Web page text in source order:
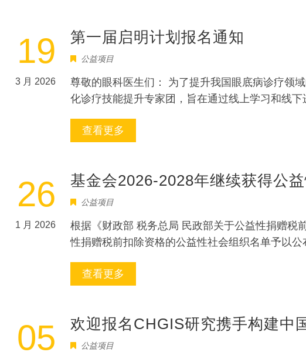
19
3 月 2026
第一届启明计划报名通知
公益项目
尊敬的眼科医生们： 为了提升我国眼底病诊疗领
化诊疗技能提升专家团，旨在通过线上学习和线
查看更多
26
1 月 2026
基金会2026-2028年继续获得公
公益项目
根据《财政部 税务总局 民政部关于公益性捐赠税
性捐赠税前扣除资格的公益性社会组织名单予以
查看更多
05 欢迎报名CHGIS研究携手构建中
公益项目